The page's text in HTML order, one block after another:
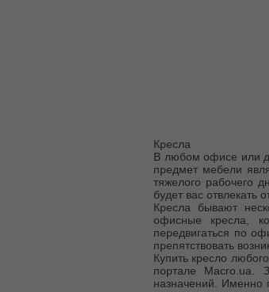
Кресла
В любом офисе или
предмет мебели
тяжелого рабочего
будет вас отвлекать
Кресла бывают
офисные кресла,
передвигаться по
препятствовать
Купить кресло
портале Macro.ua.
назначений. Именно